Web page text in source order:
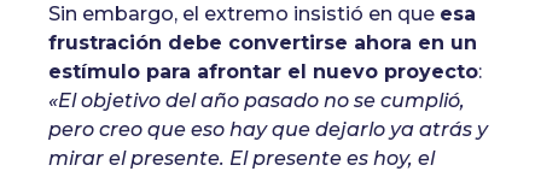
Sin embargo, el extremo insistió en que esa
frustración debe convertirse ahora en un
estímulo para afrontar el nuevo proyecto:
«El objetivo del año pasado no se cumplió,
pero creo que eso hay que dejarlo ya atrás y
mirar el presente. El presente es hoy, el